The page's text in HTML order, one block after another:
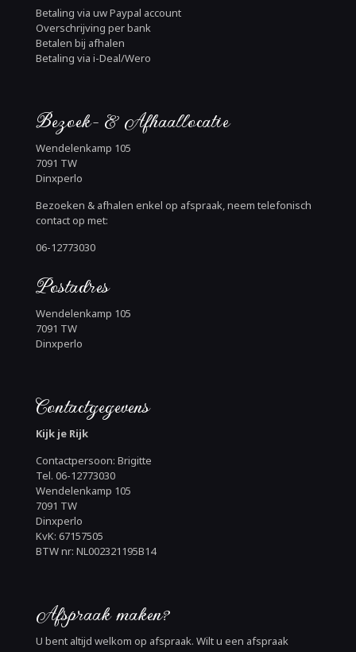
Betaling via uw Paypal account
Overschrijving per bank
Betalen bij afhalen
Betaling via i-Deal/Wero
Bezoek- & Afhaallocatie
Wendelenkamp 105
7091 TW
Dinxperlo
Bezoeken & afhalen enkel op afspraak, neem telefonisch
contact op met:
06-12773030
Postadres
Wendelenkamp 105
7091 TW
Dinxperlo
Contactgegevens
Kijk je Rijk
Contactpersoon: Brigitte
Tel. 06-12773030
Wendelenkamp 105
7091 TW
Dinxperlo
KvK: 67157505
BTW nr: NL002321195B14
Afspraak maken?
U bent altijd welkom op afspraak. Wilt u een afspraak